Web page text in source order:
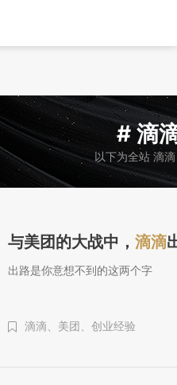
# 滴
以下为全站 滴
与美团的大战中， 滴滴
出路是你意想不到的这两个字
滴滴、 美团、 创业经验